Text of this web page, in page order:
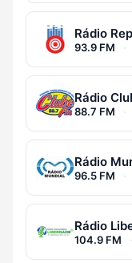
Rádio
93.9 FM ·
Rádio
88.7 FM ·
Rádio
96.5 FM ·
Rádio
104.9 FM ·